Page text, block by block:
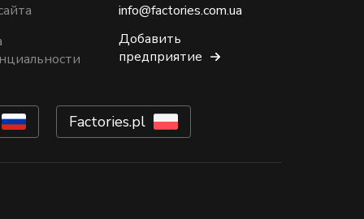
info@factories.com.ua
Добавить
предприятие
Factories.pl